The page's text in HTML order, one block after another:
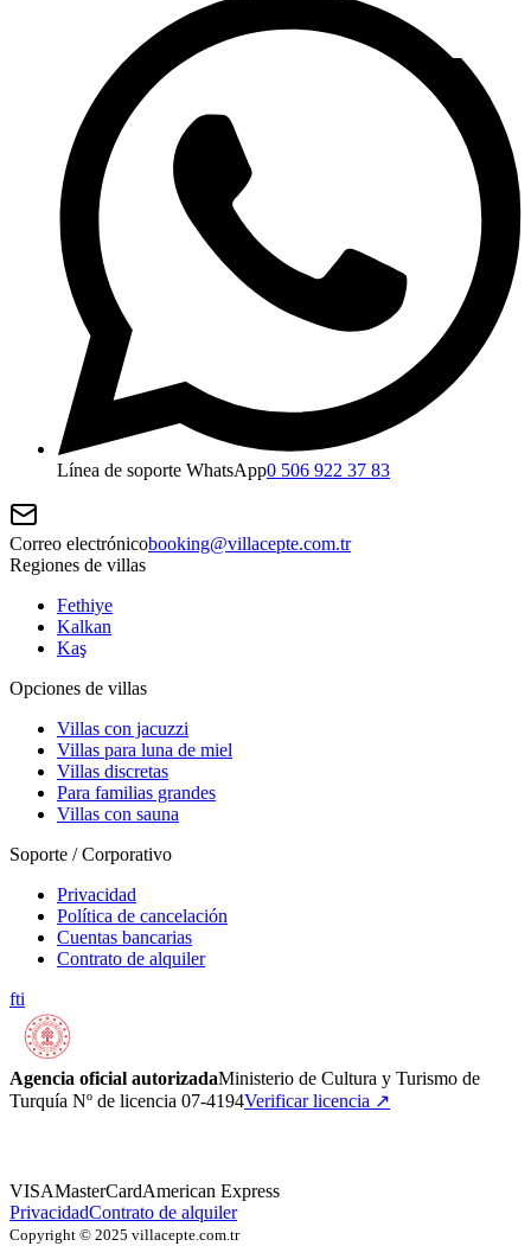
Línea de soporte WhatsApp0 506 922 37 83
Correo electrónicobooking@villacepte.com.tr
Regiones de villas
Fethiye
Kalkan
Kaş
Opciones de villas
Villas con jacuzzi
Villas para luna de miel
Villas discretas
Para familias grandes
Villas con sauna
Soporte / Corporativo
Privacidad
Política de cancelación
Cuentas bancarias
Contrato de alquiler
fti
Agencia oficial autorizadaMinisterio de Cultura y Turismo de
Turquía Nº de licencia 07-4194Verificar licencia ↗
VISAMasterCardAmerican Express
PrivacidadContrato de alquiler
Copyright © 2025 villacepte.com.tr